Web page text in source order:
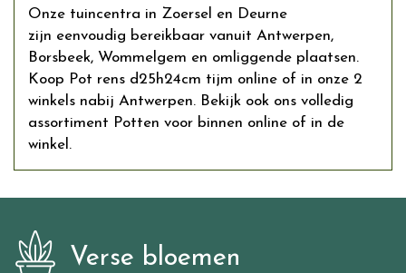
Onze tuincentra in Zoersel en Deurne
zijn eenvoudig bereikbaar vanuit Antwerpen,
Borsbeek, Wommelgem en omliggende plaatsen.
Koop Pot rens d25h24cm tijm online of in onze 2
winkels nabij Antwerpen. Bekijk ook ons volledig
assortiment Potten voor binnen online of in de
winkel.
Verse bloemen